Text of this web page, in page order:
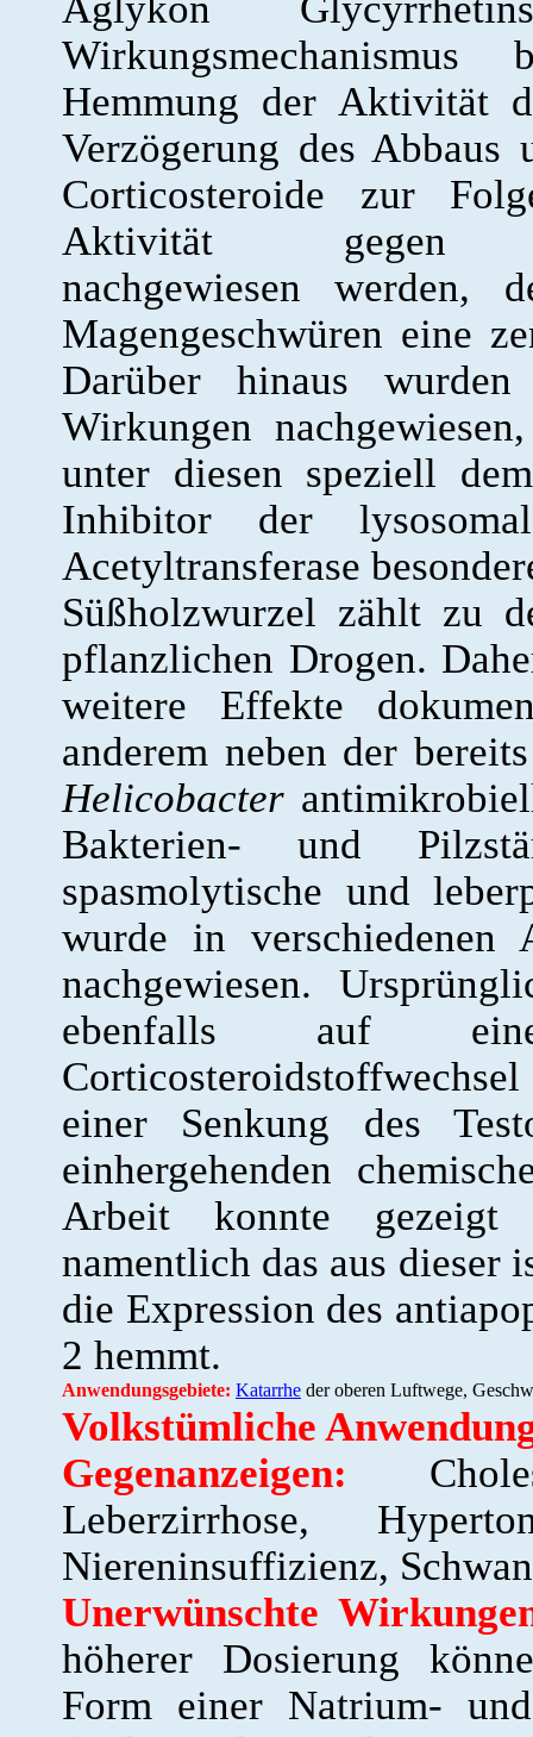
Hemmung der Aktivität
Verzögerung des
Corticosteroide zur
Aktivität gegen
nachgewiesen werden,
Magengeschwüren eine
Darüber hinaus wurden
Wirkungen
unter diesen speziell
Inhibitor der
Acetyltransferase
Süßholzwurzel zählt zu
pflanzlichen Drogen.
weitere Effekte
anderem neben der
Helicobacter
Bakterien- und
spasmolytische und
wurde in verschiedenen
nachgewiesen.
ebenfalls auf
einer Senkung des
einhergehenden
Arbeit konnte gezeigt
namentlich das aus dieser
die Expression des
2 hemmt.
Anwendungsgebiete: Katarrhe der oberen Luftwege,
Volkstümliche
Gegenanzeigen:
Leberzirrhose,
Niereninsuffizienz,
Unerwünschte
höherer Dosierung
Form einer Natrium-